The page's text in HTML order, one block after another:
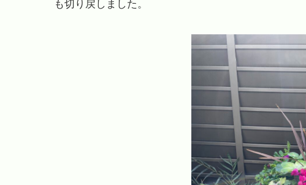
も切り戻しました。